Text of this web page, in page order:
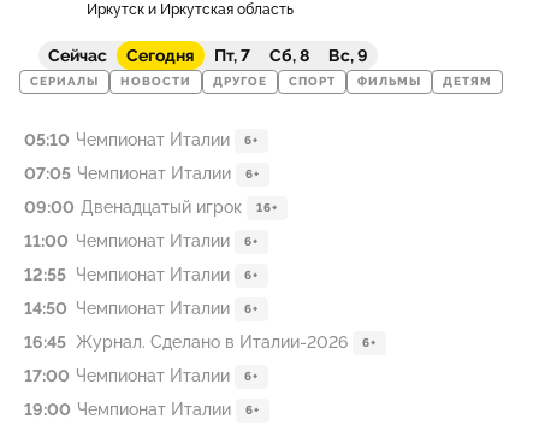
Иркутск и Иркутская область
Сейчас Сегодня Пт, 7 Сб, 8 Вс, 9
СЕРИАЛЫ НОВОСТИ ДРУГОЕ СПОРТ ФИЛЬМЫ ДЕТЯМ
05:10 Чемпионат Италии 6+
07:05 Чемпионат Италии 6+
09:00 Двенадцатый игрок 16+
11:00 Чемпионат Италии 6+
12:55 Чемпионат Италии 6+
14:50 Чемпионат Италии 6+
16:45 Журнал. Сделано в Италии-2026 6+
17:00 Чемпионат Италии 6+
19:00 Чемпионат Италии 6+